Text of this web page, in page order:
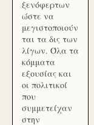
ξενόφερτων
ώστε να
μεγιστοποιούν
ται τα δις των
λίγων. Όλα τα
κόμματα
εξουσίας και
οι πολιτικοί
που
συμμετείχαν
στην